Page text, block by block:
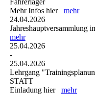
Fahrerlager
Mehr Infos hier mehr
24.04.2026
Jahreshauptversammlung
mehr
25.04.2026
-
25.04.2026
Lehrgang
STATT
Einladung hier mehr